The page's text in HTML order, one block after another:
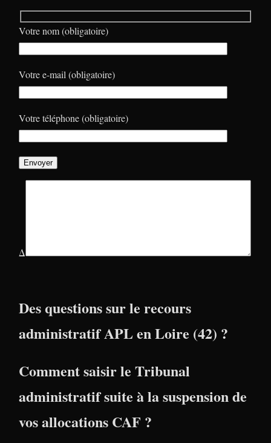
Votre nom (obligatoire)
Votre e-mail (obligatoire)
Votre téléphone (obligatoire)
Δ
Des questions sur le recours
administratif APL en Loire (42) ?
Comment saisir le Tribunal
administratif suite à la suspension de
vos allocations CAF ?